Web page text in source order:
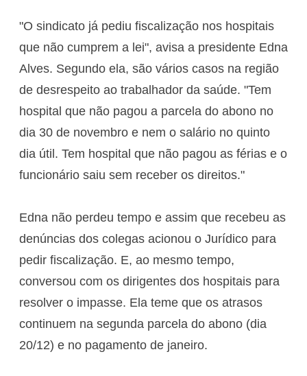
"O sindicato já pediu fiscalização nos hospitais
que não cumprem a lei", avisa a presidente Edna
Alves. Segundo ela, são vários casos na região
de desrespeito ao trabalhador da saúde. "Tem
hospital que não pagou a parcela do abono no
dia 30 de novembro e nem o salário no quinto
dia útil. Tem hospital que não pagou as férias e o
funcionário saiu sem receber os direitos."
Edna não perdeu tempo e assim que recebeu as
denúncias dos colegas acionou o Jurídico para
pedir fiscalização. E, ao mesmo tempo,
conversou com os dirigentes dos hospitais para
resolver o impasse. Ela teme que os atrasos
continuem na segunda parcela do abono (dia
20/12) e no pagamento de janeiro.